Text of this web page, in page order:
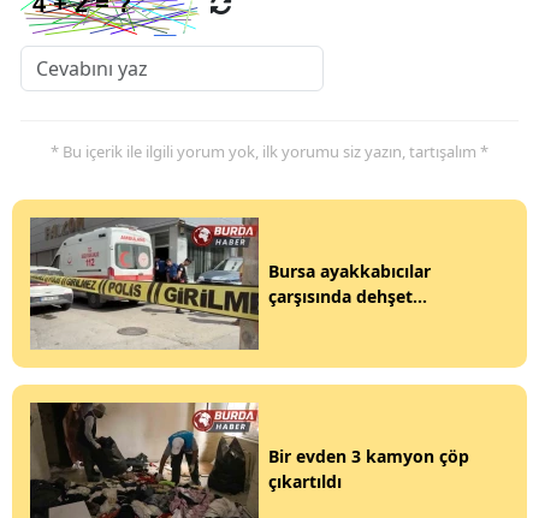
* Bu içerik ile ilgili yorum yok, ilk yorumu siz yazın, tartışalım *
Bursa ayakkabıcılar
çarşısında dehşet...
Bir evden 3 kamyon çöp
çıkartıldı